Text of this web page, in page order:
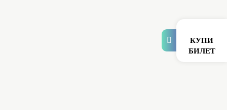
КУПИ
БИЛЕТ